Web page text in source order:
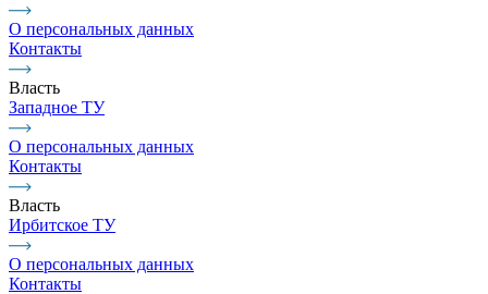
О персональных данных
Контакты
Власть
Западное ТУ
О персональных данных
Контакты
Власть
Ирбитское ТУ
О персональных данных
Контакты